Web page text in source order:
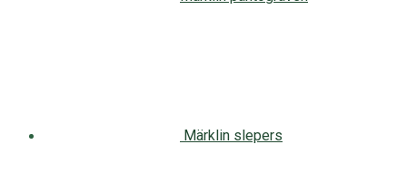
Märklin slepers